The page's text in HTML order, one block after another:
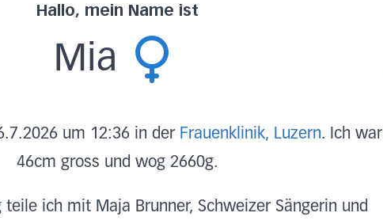
Hallo, mein Name ist
Mia
um 12:36 in der Frauenklinik, Luzern. Ich war
46cm gross und wog 2660g.
teile ich mit Maja Brunner, Schweizer Sängerin und